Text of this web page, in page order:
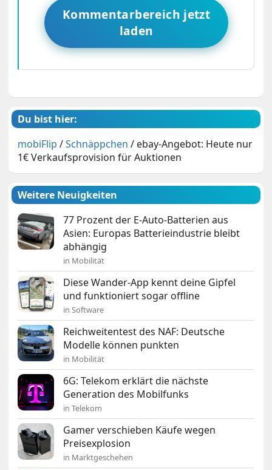
Kommentarbereich jetzt
laden
Du bist hier:
mobiFlip /Schnäppchen / ebay-Angebot: Heute nur
1€ Verkaufsprovision für Auktionen
Weitere Neuigkeiten
77 Prozent der E-Auto-Batterien aus
Asien: Europas Batterieindustrie bleibt
abhängig
in Mobilität
Diese Wander-App kennt deine Gipfel
und funktioniert sogar offline
in Software
Reichweitentest des NAF: Deutsche
Modelle können punkten
in Mobilität
6G: Telekom erklärt die nächste
Generation des Mobilfunks
in Telekom
Gamer verschieben Käufe wegen
Preisexplosion
in Marktgeschehen